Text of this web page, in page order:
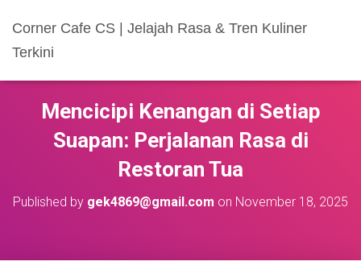
Corner Cafe CS | Jelajah Rasa & Tren Kuliner
Terkini
Mencicipi Kenangan di Setiap
Suapan: Perjalanan Rasa di
Restoran Tua
Published by gek4869@gmail.com on November 18, 2025